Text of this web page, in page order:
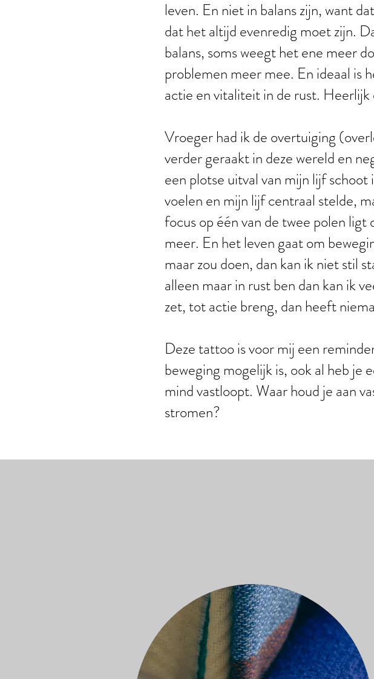
leven. En niet in balans zijn, want
dat het altijd evenredig moet zijn.
balans, soms weegt het ene meer
problemen meer mee. En ideaal is
actie en vitaliteit in de rust.
Vroeger had ik de overtuiging
verder geraakt in deze wereld en
een plotse uitval van mijn lijf
voelen en mijn lijf centraal stelde,
focus op één van de twee polen
meer. En het leven gaat om
maar zou doen, dan kan ik niet stil
alleen maar in rust ben dan kan ik
zet, tot actie breng, dan heeft
Deze tattoo is voor mij een
beweging mogelijk is, ook al heb je
mind vastloopt. Waar houd je aan
stromen?